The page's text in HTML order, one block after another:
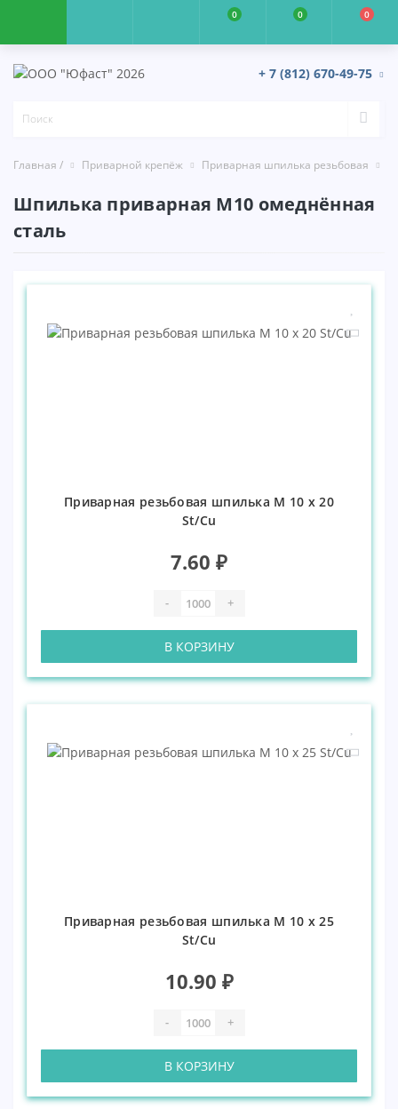
0 0 0
+ 7 (812) 670-49-75
Главная / Приварной крепёж Приварная шпилька резьбовая
Шпилька приварная М10 омеднённая
сталь
Приварная резьбовая шпилька М 10 х 20
St/Cu
7.60 ₽
- +
В КОРЗИНУ
Приварная резьбовая шпилька М 10 х 25
St/Cu
10.90 ₽
- +
В КОРЗИНУ